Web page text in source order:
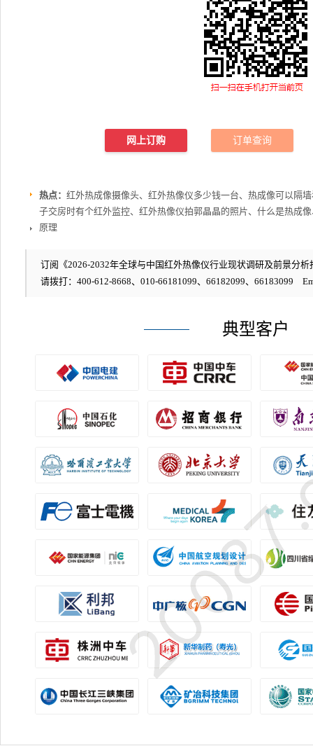
网上订购 订单查询
热点： 红外热成像摄像头、红外热像仪多少钱一台、热成像可以隔
子交房时有个红外监控、红外热像仪拍郭晶晶的照片、什么是热成
原理
订阅《2026-2032年全球与中国红外热像仪行业现状调研及前景分析
请拨打：400-612-8668、010-66181099、66182099、66183099
典型客户